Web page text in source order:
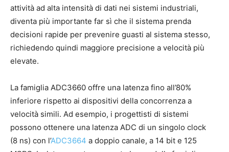
attività ad alta intensità di dati nei sistemi industriali,
diventa più importante far sì che il sistema prenda
decisioni rapide per prevenire guasti al sistema stesso,
richiedendo quindi maggiore precisione a velocità più
elevate.
La famiglia ADC3660 offre una latenza fino all’80%
inferiore rispetto ai dispositivi della concorrenza a
velocità simili. Ad esempio, i progettisti di sistemi
possono ottenere una latenza ADC di un singolo clock
(8 ns) con l’ADC3664 a doppio canale, a 14 bit e 125